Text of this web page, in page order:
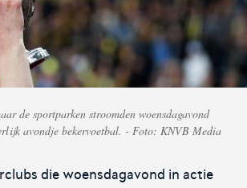
Eurojackpot KNVB
Beker
Voor het laatste nieuws,
de Eurojackpot KNVB Beker.
de sportparken stroomden woensdagavond
avondje bekervoetbal. - Foto: KNVB Media
die woensdagavond in actie